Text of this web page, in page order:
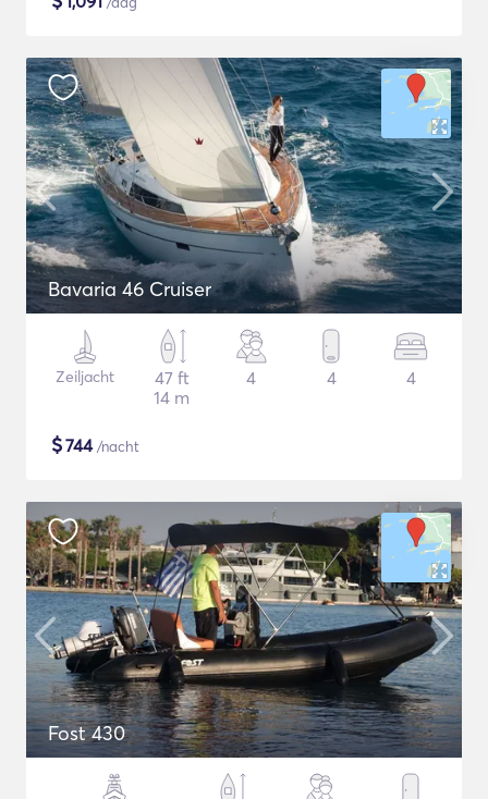
Bavaria 46 Cruiser
Zeiljacht
47 ft
14 m
4 4 4
$744/nacht
Fost 430